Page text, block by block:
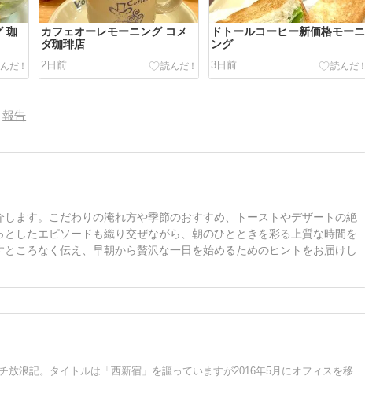
珈
カフェオーレモーニング コメ
ダ珈琲店
2日前
ドトールコーヒー新価格モーニ
ング
3日前
報告
ます。こだわりの淹れ方や季節のおすすめ、トーストやデザートの絶
したエピソードも織り交ぜながら、朝のひとときを彩る上質な時間を
ころなく伝え、早朝から贅沢な一日を始めるためのヒントをお届けし
2009年3月からダラダラと綴っている「お一人様」のランチ放浪記。タイトルは「西新宿」を謳っていますが2016年5月にオフィスを移転したことをきっかけに今は行き当たりばったりのランチ放浪者。でもタイトルは大人の事情により同じままで継続中。